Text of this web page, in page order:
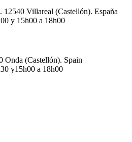
12540 Villareal (Castellón). España
y 15h00 a 18h00
Onda (Castellón). Spain
y15h00 a 18h00